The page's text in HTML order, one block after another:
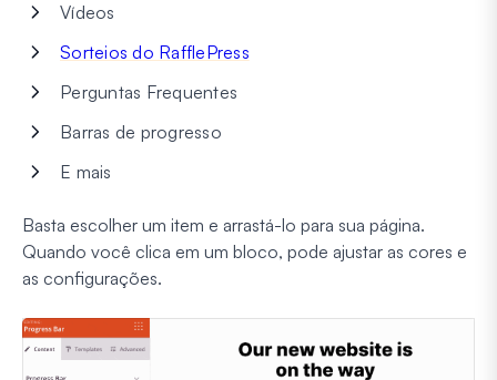
Vídeos
Sorteios do RafflePress
Perguntas Frequentes
Barras de progresso
E mais
Basta escolher um item e arrastá-lo para sua página.
Quando você clica em um bloco, pode ajustar as cores e
as configurações.